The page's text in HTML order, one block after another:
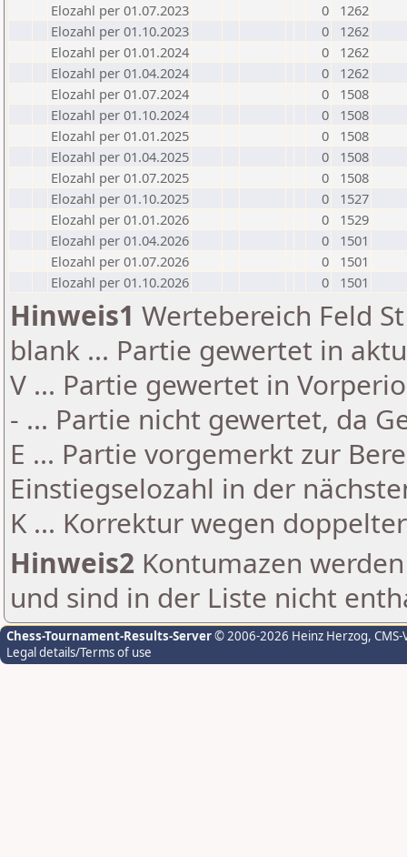
Elozahl per 01.07.2023
0
1262
Elozahl per 01.10.2023
0
1262
Elozahl per 01.01.2024
0
1262
Elozahl per 01.04.2024
0
1262
Elozahl per 01.07.2024
0
1508
Elozahl per 01.10.2024
0
1508
Elozahl per 01.01.2025
0
1508
Elozahl per 01.04.2025
0
1508
Elozahl per 01.07.2025
0
1508
Elozahl per 01.10.2025
0
1527
Elozahl per 01.01.2026
0
1529
Elozahl per 01.04.2026
0
1501
Elozahl per 01.07.2026
0
1501
Elozahl per 01.10.2026
0 1501
Hinweis1 Wertebereich Feld
blank ... Partie gewertet in
V ... Partie gewertet in
- ... Partie nicht gewertet, da
E ... Partie vorgemerkt zur
Einstiegselozahl in der
K ... Korrektur wegen
Hinweis2 Kontumazen
und sind in der Liste nicht
Chess-Tournament-Results-Server© 2006-2026 Heinz Herzog,
Legal details/Terms of use